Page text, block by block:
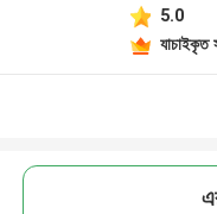
5.0
যাচাইকৃত